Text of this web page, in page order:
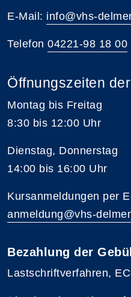
E-Mail: info@vhs-
Telefon 04221-98 18 00
Öffnungszeiten
Montag bis Freitag
8:30 bis 12:00 Uhr
Dienstag, Donnerstag
14:00 bis 16:00 Uhr
Kursanmeldungen per
anmeldung@vhs-
Bezahlung der
Lastschriftverfahren,